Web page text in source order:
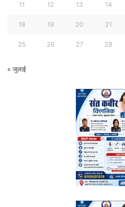
11 12 13 14
18 19 20 21
25 26 27 28
« जुलाई